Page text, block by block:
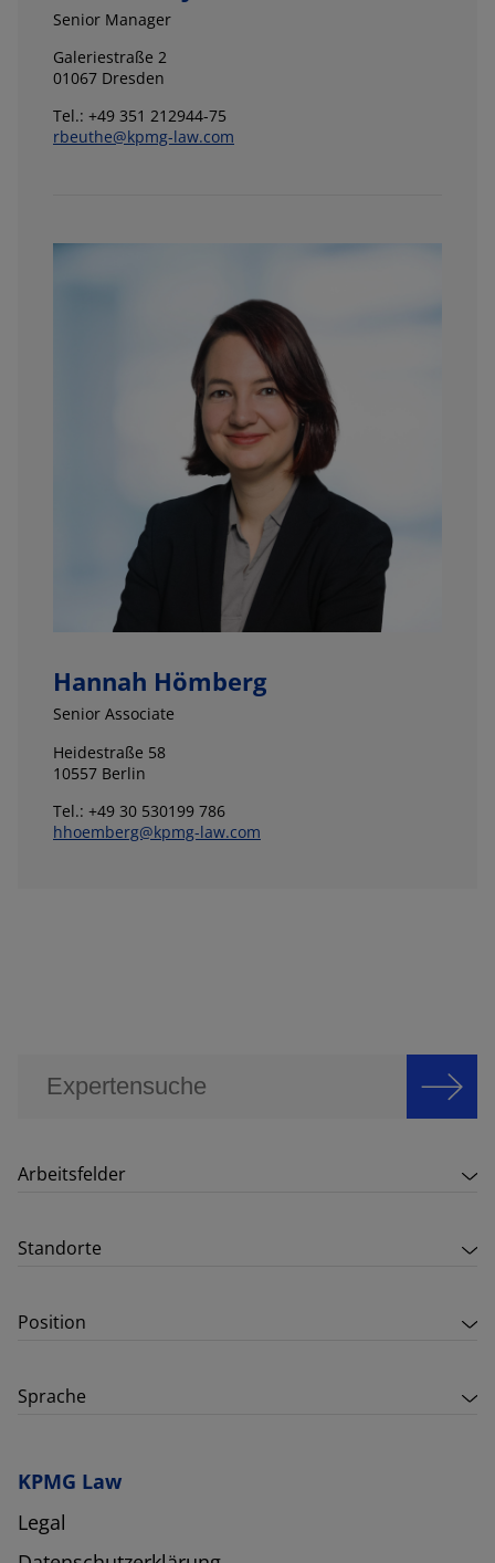
Senior Manager
Galeriestraße 2
01067 Dresden
Tel.: +49 351 212944-75
rbeuthe@kpmg-law.com
Hannah Hömberg
Senior Associate
Heidestraße 58
10557 Berlin
Tel.: +49 30 530199 786
hhoemberg@kpmg-law.com
Arbeitsfelder
Standorte
Position
Sprache
KPMG Law
Legal